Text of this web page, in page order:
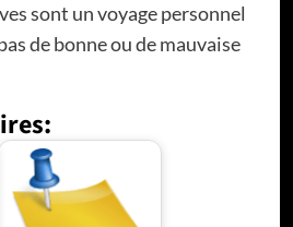
sont un voyage personnel
de bonne ou de mauvaise